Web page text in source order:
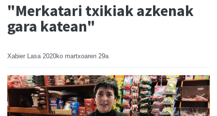
"Merkatari txikiak azkenak
gara katean"
Xabier Lasa 2020ko martxoaren 29a